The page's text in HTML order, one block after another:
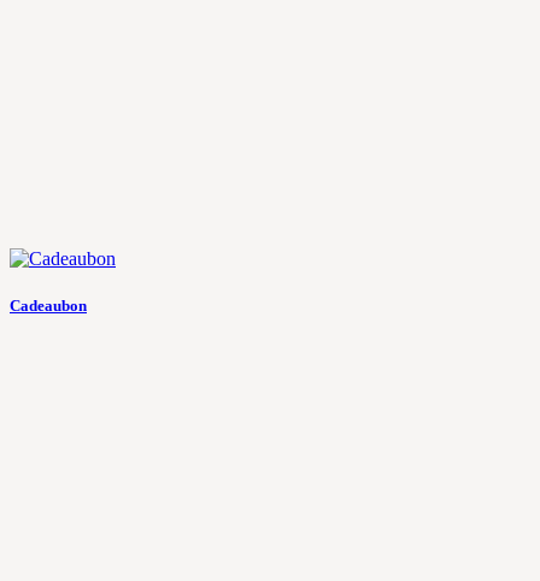
Cadeaubon